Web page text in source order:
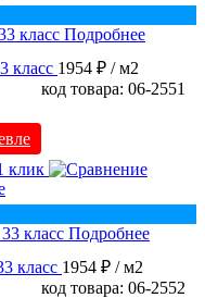
Подробнее
класс 1954 ₽ / м2
код товара: 06-2551
клик
Подробнее
класс 1954 ₽ / м2
код товара: 06-2552